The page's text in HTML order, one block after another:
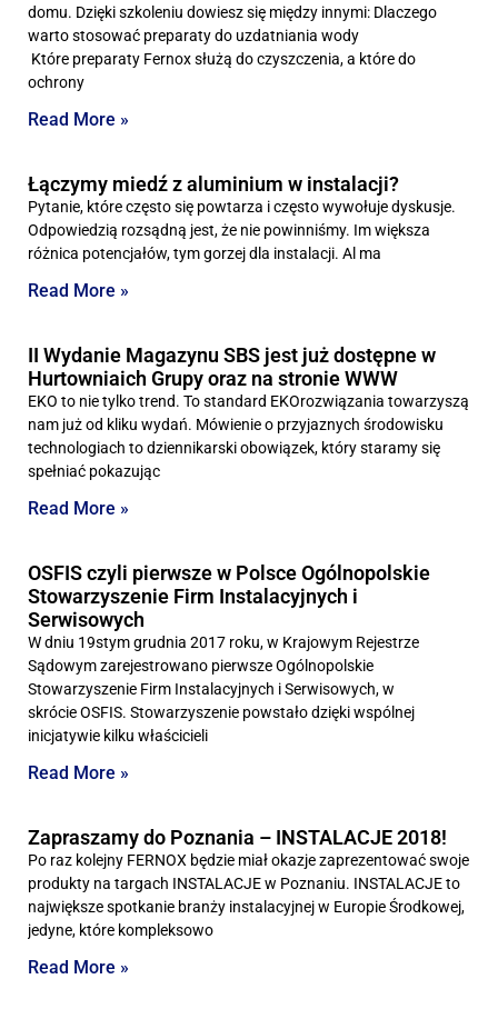
domu. Dzięki szkoleniu dowiesz się między innymi: Dlaczego
warto stosować preparaty do uzdatniania wody
Które preparaty Fernox służą do czyszczenia, a które do
ochrony
Read More »
Łączymy miedź z aluminium w instalacji?
Pytanie, które często się powtarza i często wywołuje dyskusje.
Odpowiedzią rozsądną jest, że nie powinniśmy. Im większa
różnica potencjałów, tym gorzej dla instalacji. Al ma
Read More »
II Wydanie Magazynu SBS jest już dostępne w
Hurtowniaich Grupy oraz na stronie WWW
EKO to nie tylko trend. To standard EKOrozwiązania towarzyszą
nam już od kliku wydań. Mówienie o przyjaznych środowisku
technologiach to dziennikarski obowiązek, który staramy się
spełniać pokazując
Read More »
OSFIS czyli pierwsze w Polsce Ogólnopolskie
Stowarzyszenie Firm Instalacyjnych i
Serwisowych
W dniu 19stym grudnia 2017 roku, w Krajowym Rejestrze
Sądowym zarejestrowano pierwsze Ogólnopolskie
Stowarzyszenie Firm Instalacyjnych i Serwisowych, w
skrócie OSFIS. Stowarzyszenie powstało dzięki wspólnej
inicjatywie kilku właścicieli
Read More »
Zapraszamy do Poznania – INSTALACJE 2018!
Po raz kolejny FERNOX będzie miał okazje zaprezentować swoje
produkty na targach INSTALACJE w Poznaniu. INSTALACJE to
największe spotkanie branży instalacyjnej w Europie Środkowej,
jedyne, które kompleksowo
Read More »